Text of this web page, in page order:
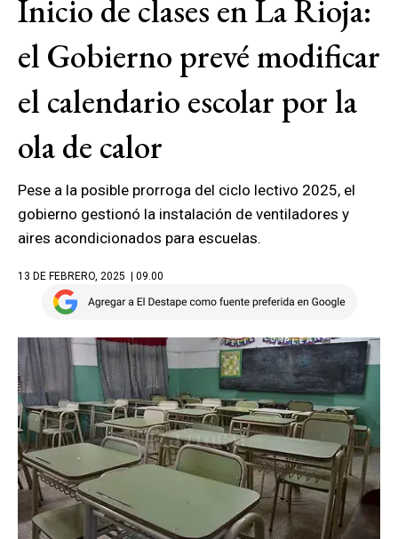
Inicio de clases en La Rioja:
el Gobierno prevé modificar
el calendario escolar por la
ola de calor
Pese a la posible prorroga del ciclo lectivo 2025, el
gobierno gestionó la instalación de ventiladores y
aires acondicionados para escuelas.
13 DE FEBRERO, 2025 | 09.00